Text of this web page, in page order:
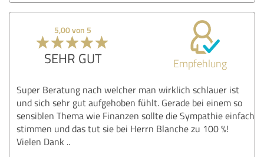
5,00 von 5
SEHR GUT Empfehlung
Super Beratung nach welcher man wirklich schlauer ist
und sich sehr gut aufgehoben fühlt. Gerade bei einem so
sensiblen Thema wie Finanzen sollte die Sympathie einfach
stimmen und das tut sie bei Herrn Blanche zu 100 %!
Vielen Dank ..